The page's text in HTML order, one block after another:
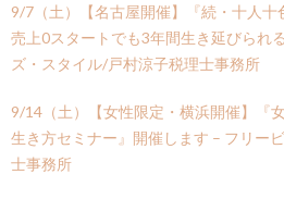
9/7（土）【名古屋開催】『続・十人十
売上0スタートでも3年間生き延びられ
ズ・スタイル/戸村涼子税理士事務所
9/14（土）【女性限定・横浜開催】『
生き方セミナー』開催します – フリー
士事務所